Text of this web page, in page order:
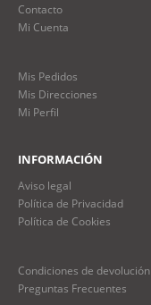
Contacto
Mi Cuenta
Mis Pedidos
Mis Direcciones
Mi Perfil
INFORMACIÓN
Aviso legal
Política de Privacidad
Política de Cookies
Condiciones de devolución
Preguntas Frecuentes